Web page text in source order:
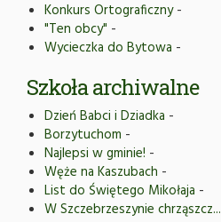
Konkurs Ortograficzny-
"Ten obcy" -
Wycieczka do Bytowa -
Szkoła archiwalne
Dzień Babci i Dziadka -
Borzytuchom -
Najlepsi w gminie! -
Węże na Kaszubach -
List do Świętego Mikołaja -
W Szczebrzeszynie chrząszcz...